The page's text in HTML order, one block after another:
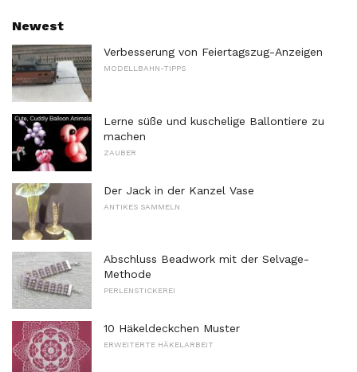
Newest
Verbesserung von Feiertagszug-Anzeigen
MODELLBAHN-TIPPS
Lerne süße und kuschelige Ballontiere zu
machen
ZAUBER
Der Jack in der Kanzel Vase
ANTIKES SAMMELN
Abschluss Beadwork mit der Selvage-
Methode
PERLENSTICKEREI
10 Häkeldeckchen Muster
ERWEITERTE HÄKELARBEIT